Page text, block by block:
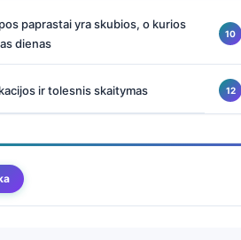
paprastai yra skubios, o kurios
dienas
ir tolesnis skaitymas